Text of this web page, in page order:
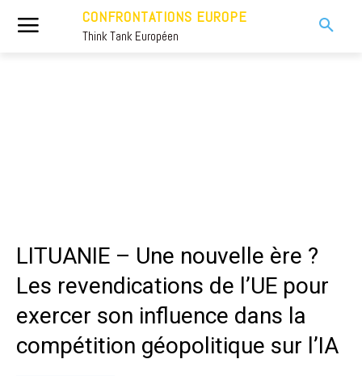
CONFRONTATIONS EUROPE
Think Tank Européen
LITUANIE – Une nouvelle ère ?
Les revendications de l’UE pour
exercer son influence dans la
compétition géopolitique sur l’IA